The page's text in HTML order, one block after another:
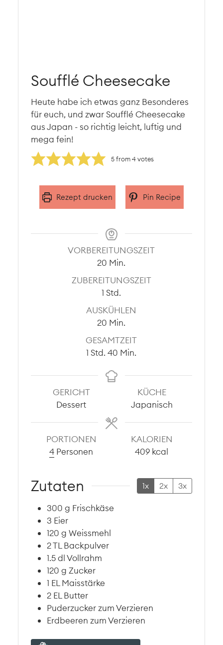
Soufflé Cheesecake
Heute habe ich etwas ganz Besonderes
für euch, und zwar Soufflé Cheesecake
aus Japan - so richtig leicht, luftig und
mega fein!
5from4votes
Rezept drucken Pin Recipe
VORBEREITUNGSZEIT
20 Minuten
Min.
ZUBEREITUNGSZEIT
1 Stunde
Std.
AUSKÜHLEN
20 Minuten
Min.
GESAMTZEIT
1 Stunde
Std. 40 Minuten
Min.
GERICHT
Dessert
KÜCHE
Japanisch
PORTIONEN
4 Personen
KALORIEN
409 kcal
Zutaten 1x 2x 3x
300 g Frischkäse
3 Eier
120 g Weissmehl
2TL Backpulver
1.5dlVollrahm
120 g Zucker
1 EL Maisstärke
2 EL Butter
Puderzucker zum Verzieren
Erdbeeren zum Verzieren